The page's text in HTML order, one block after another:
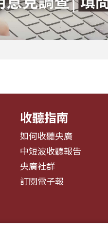
收聽指南
如何收聽央廣
中短波收聽報告
央廣社群
訂閱電子報